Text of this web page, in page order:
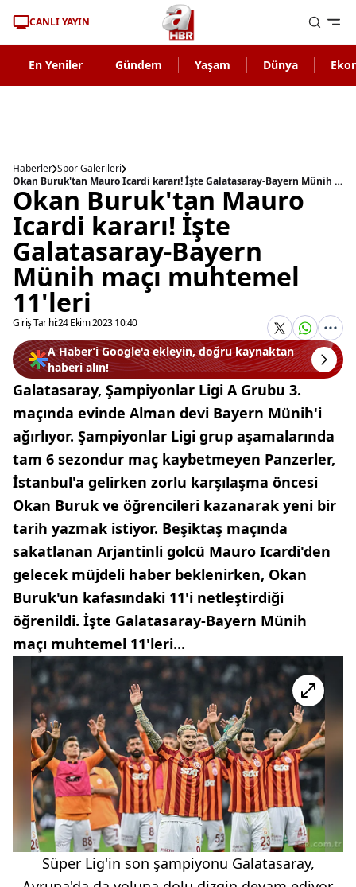
CANLI YAYIN
En Yeniler Gündem Yaşam Dünya
Haberler Spor Galerileri
Okan Buruk'tan Mauro Icardi kararı! İşte Galatasaray-Bayern Münih maçı muhtemel 11'leri
Okan Buruk'tan Mauro
Icardi kararı! İşte
Galatasaray-Bayern
Münih maçı muhtemel
11'leri
Giriş Tarihi:24 Ekim 2023 10:40
A Haber’i Google'a ekleyin, doğru kaynaktan
haberi alın!
Galatasaray, Şampiyonlar Ligi A Grubu 3.
maçında evinde Alman devi Bayern Münih'i
ağırlıyor. Şampiyonlar Ligi grup aşamalarında
tam 6 sezondur maç kaybetmeyen Panzerler,
İstanbul'a gelirken zorlu karşılaşma öncesi
Okan Buruk ve öğrencileri kazanarak yeni bir
tarih yazmak istiyor. Beşiktaş maçında
sakatlanan Arjantinli golcü Mauro Icardi'den
gelecek müjdeli haber beklenirken, Okan
Buruk'un kafasındaki 11'i netleştirdiği
öğrenildi. İşte Galatasaray-Bayern Münih
maçı muhtemel 11'leri...
Süper Lig'in son şampiyonu Galatasaray,